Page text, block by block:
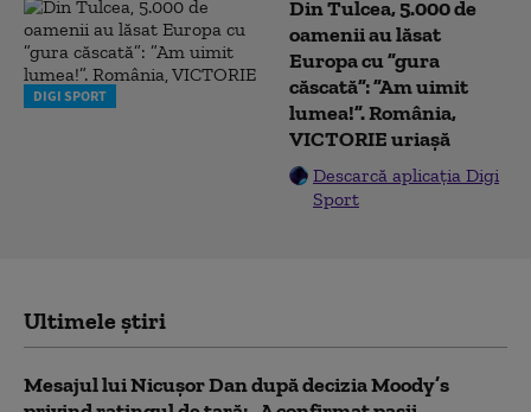
DIGI SPORT
Din Tulcea, 5.000 de
oamenii au lăsat
Europa cu ”gura
căscată”: ”Am uimit
lumea!”. România,
VICTORIE uriașă
Descarcă aplicația Digi
Sport
Ultimele știri
Mesajul lui Nicușor Dan după decizia Moody’s